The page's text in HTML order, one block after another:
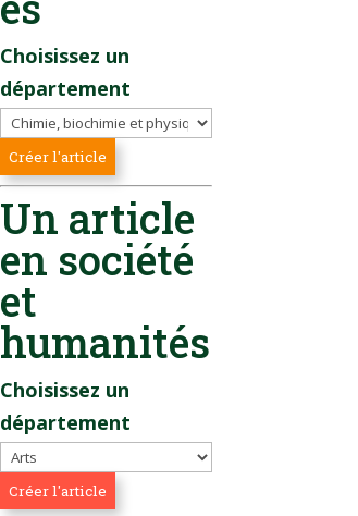
Choisissez un
département
Un article
en société
et
humanités
Choisissez un
département